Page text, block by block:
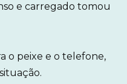
e carregado tomou
o peixe e o telefone,